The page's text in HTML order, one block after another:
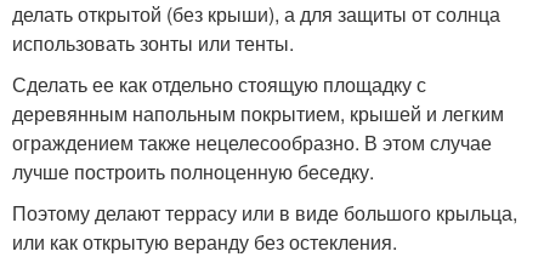
делать открытой (без крыши), а для защиты от солнца
использовать зонты или тенты.
Сделать ее как отдельно стоящую площадку с
деревянным напольным покрытием, крышей и легким
ограждением также нецелесообразно. В этом случае
лучше построить полноценную беседку.
Поэтому делают террасу или в виде большого крыльца,
или как открытую веранду без остекления.